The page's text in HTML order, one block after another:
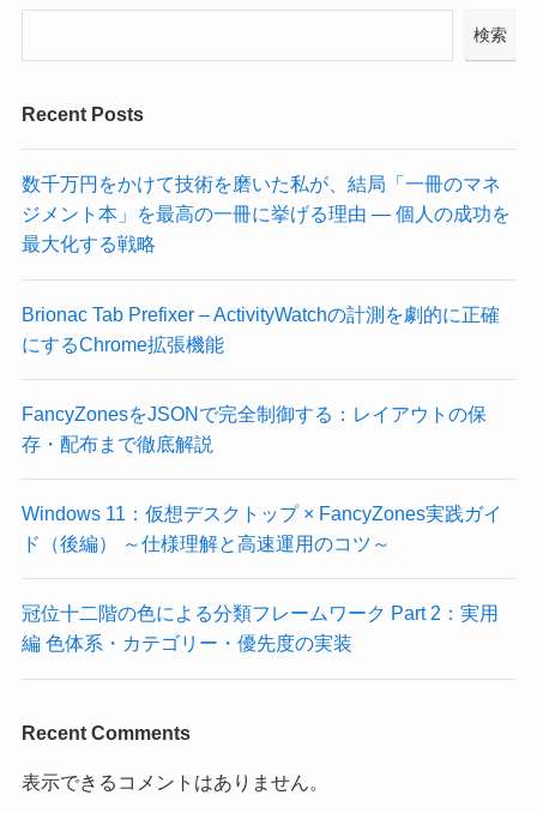
検索
Recent Posts
数千万円をかけて技術を磨いた私が、結局「一冊のマネ
ジメント本」を最高の一冊に挙げる理由 ― 個人の成功を
最大化する戦略
Brionac Tab Prefixer – ActivityWatchの計測を劇的に正確
にするChrome拡張機能
FancyZonesをJSONで完全制御する：レイアウトの保
存・配布まで徹底解説
Windows 11：仮想デスクトップ × FancyZones実践ガイ
ド（後編） ～仕様理解と高速運用のコツ～
冠位十二階の色による分類フレームワーク Part 2：実用
編 色体系・カテゴリー・優先度の実装
Recent Comments
表示できるコメントはありません。